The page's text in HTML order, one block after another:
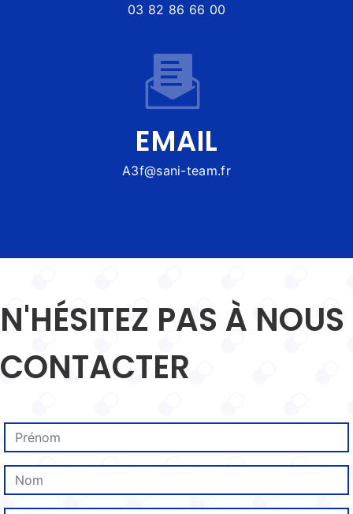
03 82 86 66 00
EMAIL
a3f@sani-team.fr
N'HÉSITEZ PAS À NOUS
CONTACTER